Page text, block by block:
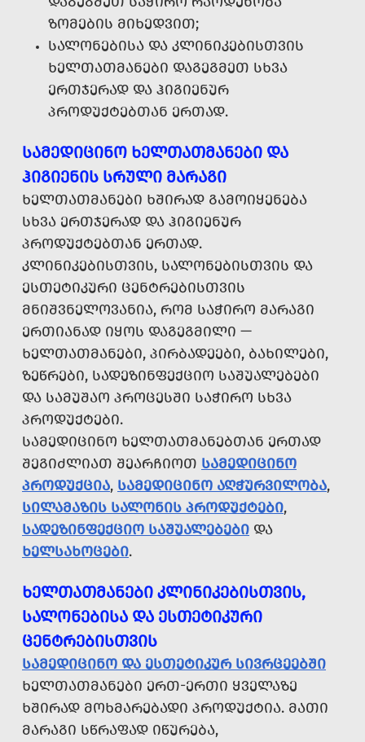
ᲖᲝᲛᲔᲑᲘᲡ ᲛᲘᲮᲔᲓᲕᲘᲗ;
ᲡᲐᲚᲝᲜᲔᲑᲘᲡᲐ ᲓᲐ ᲙᲚᲘᲜᲘᲙᲔᲑᲘᲡᲗᲕᲘᲡ
ᲮᲔᲚᲗᲐᲗᲛᲐᲜᲔᲑᲘ ᲓᲐᲒᲔᲒᲛᲔᲗ ᲡᲮᲕᲐ
ᲔᲠᲗᲯᲔᲠᲐᲓ ᲓᲐ ᲰᲘᲒᲘᲔᲜᲣᲠ
ᲞᲠᲝᲓᲣᲥᲢᲔᲑᲗᲐᲜ ᲔᲠᲗᲐᲓ.
ᲡᲐᲛᲔᲓᲘᲪᲘᲜᲝ ᲮᲔᲚᲗᲐᲗᲛᲐᲜᲔᲑᲘ ᲓᲐ
ᲰᲘᲒᲘᲔᲜᲘᲡ ᲡᲠᲣᲚᲘ ᲛᲐᲠᲐᲒᲘ
ᲮᲔᲚᲗᲐᲗᲛᲐᲜᲔᲑᲘ ᲮᲨᲘᲠᲐᲓ ᲒᲐᲛᲝᲘᲧᲔᲜᲔᲑᲐ
ᲡᲮᲕᲐ ᲔᲠᲗᲯᲔᲠᲐᲓ ᲓᲐ ᲰᲘᲒᲘᲔᲜᲣᲠ
ᲞᲠᲝᲓᲣᲥᲢᲔᲑᲗᲐᲜ ᲔᲠᲗᲐᲓ.
ᲙᲚᲘᲜᲘᲙᲔᲑᲘᲡᲗᲕᲘᲡ, ᲡᲐᲚᲝᲜᲔᲑᲘᲡᲗᲕᲘᲡ ᲓᲐ
ᲔᲡᲗᲔᲢᲘᲙᲣᲠᲘ ᲪᲔᲜᲢᲠᲔᲑᲘᲡᲗᲕᲘᲡ
ᲛᲜᲘᲨᲕᲜᲔᲚᲝᲕᲐᲜᲘᲐ, ᲠᲝᲛ ᲡᲐᲭᲘᲠᲝ ᲛᲐᲠᲐᲒᲘ
ᲔᲠᲗᲘᲐᲜᲐᲓ ᲘᲧᲝᲡ ᲓᲐᲒᲔᲒᲛᲘᲚᲘ —
ᲮᲔᲚᲗᲐᲗᲛᲐᲜᲔᲑᲘ, ᲞᲘᲠᲑᲐᲓᲔᲔᲑᲘ, ᲑᲐᲮᲘᲚᲔᲑᲘ,
ᲖᲔᲬᲠᲔᲑᲘ, ᲡᲐᲓᲔᲖᲘᲜᲤᲔᲥᲪᲘᲝ ᲡᲐᲨᲣᲐᲚᲔᲑᲔᲑᲘ
ᲓᲐ ᲡᲐᲛᲣᲨᲐᲝ ᲞᲠᲝᲪᲔᲡᲨᲘ ᲡᲐᲭᲘᲠᲝ ᲡᲮᲕᲐ
ᲞᲠᲝᲓᲣᲥᲢᲔᲑᲘ.
ᲡᲐᲛᲔᲓᲘᲪᲘᲜᲝ ᲮᲔᲚᲗᲐᲗᲛᲐᲜᲔᲑᲗᲐᲜ ᲔᲠᲗᲐᲓ
ᲨᲔᲒᲘᲫᲚᲘᲐᲗ ᲨᲔᲐᲠᲩᲘᲝᲗ ᲡᲐᲛᲔᲓᲘᲪᲘᲜᲝ
ᲞᲠᲝᲓᲣᲥᲪᲘᲐ, ᲡᲐᲛᲔᲓᲘᲪᲘᲜᲝ ᲐᲦᲭᲣᲠᲕᲘᲚᲝᲑᲐ,
ᲡᲘᲚᲐᲛᲐᲖᲘᲡ ᲡᲐᲚᲝᲜᲘᲡ ᲞᲠᲝᲓᲣᲥᲢᲔᲑᲘ,
ᲡᲐᲓᲔᲖᲘᲜᲤᲔᲥᲪᲘᲝ ᲡᲐᲨᲣᲐᲚᲔᲑᲔᲑᲘ ᲓᲐ
ᲮᲔᲚᲡᲐᲮᲝᲪᲔᲑᲘ.
ᲮᲔᲚᲗᲐᲗᲛᲐᲜᲔᲑᲘ ᲙᲚᲘᲜᲘᲙᲔᲑᲘᲡᲗᲕᲘᲡ,
ᲡᲐᲚᲝᲜᲔᲑᲘᲡᲐ ᲓᲐ ᲔᲡᲗᲔᲢᲘᲙᲣᲠᲘ
ᲪᲔᲜᲢᲠᲔᲑᲘᲡᲗᲕᲘᲡ
ᲡᲐᲛᲔᲓᲘᲪᲘᲜᲝ ᲓᲐ ᲔᲡᲗᲔᲢᲘᲙᲣᲠ ᲡᲘᲕᲠᲪᲔᲔᲑᲨᲘ
ᲮᲔᲚᲗᲐᲗᲛᲐᲜᲔᲑᲘ ᲔᲠᲗ-ᲔᲠᲗᲘ ᲧᲕᲔᲚᲐᲖᲔ
ᲮᲨᲘᲠᲐᲓ ᲛᲝᲮᲛᲐᲠᲔᲑᲐᲓᲘ ᲞᲠᲝᲓᲣᲥᲢᲘᲐ. ᲛᲐᲗᲘ
ᲛᲐᲠᲐᲒᲘ ᲡᲬᲠᲐᲤᲐᲓ ᲘᲬᲣᲠᲔᲑᲐ,